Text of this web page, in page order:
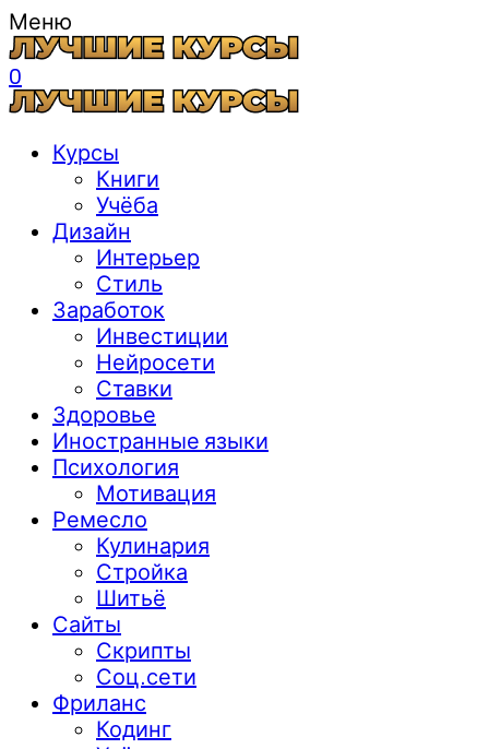
Меню
0
Курсы
Книги
Учёба
Дизайн
Интерьер
Стиль
Заработок
Инвестиции
Нейросети
Ставки
Здоровье
Иностранные языки
Психология
Мотивация
Ремесло
Кулинария
Стройка
Шитьё
Сайты
Скрипты
Соц.сети
Фриланс
Кодинг